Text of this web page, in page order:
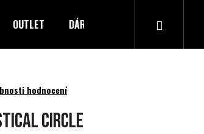
OUTLET DÁRKOVÝ POUKAZ Hledat
hodnocení
CIRCLE